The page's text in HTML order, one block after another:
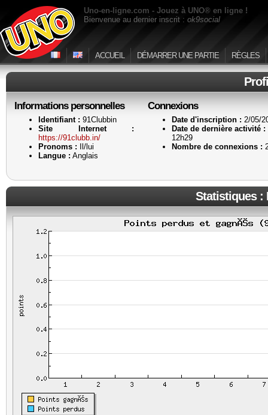
Uno-en-ligne.com - Jouez à UNO® en ligne !
Bienvenue au dernier inscrit : ok9social
ACCUEIL DÉMARRER UNE PARTIE RÈGLES
Informations personnelles
Identifiant : 91Clubbin
Site Internet :
https://91clubb.in/
Pronoms : Il/lui
Langue : Anglais
Connexions
Date d'inscription : 2/05/
Date de dernière activité :
12h29
Nombre de connexions :
Statistiques :